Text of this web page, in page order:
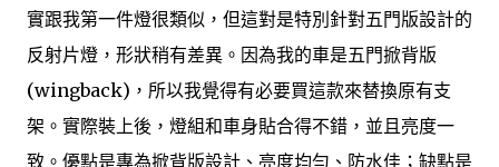
實跟我第一件燈很類似，但這對是特別針對五門版設計的
反射片燈，形狀稍有差異。因為我的車是五門掀背版
(wingback)，所以我覺得有必要買這款來替換原有支
架。實際裝上後，燈組和車身貼合得不錯，並且亮度一
致。優點是專為掀背版設計、亮度均勻、防水佳；缺點是